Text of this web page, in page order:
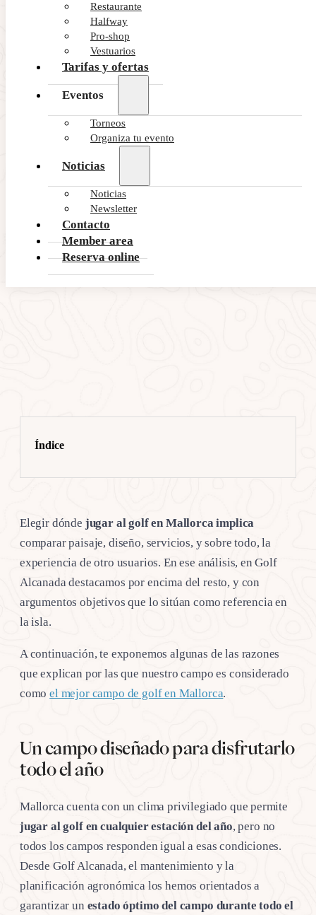
Restaurante
Halfway
Pro-shop
Vestuarios
Tarifas y ofertas
Eventos
Torneos
Organiza tu evento
Noticias
Noticias
Newsletter
Contacto
Member area
Reserva online
Índice
Elegir dónde jugar al golf en Mallorca implica
comparar paisaje, diseño, servicios, y sobre todo, la
experiencia de otro usuarios. En ese análisis, en Golf
Alcanada destacamos por encima del resto, y con
argumentos objetivos que lo sitúan como referencia en
la isla.
A continuación, te exponemos algunas de las razones
que explican por las que nuestro campo es considerado
comoel mejor campo de golf en Mallorca.
Un campo diseñado para disfrutarlo
todo el año
Mallorca cuenta con un clima privilegiado que permite
jugar al golf en cualquier estación del año, pero no
todos los campos responden igual a esas condiciones.
Desde Golf Alcanada, el mantenimiento y la
planificación agronómica los hemos orientados a
garantizar un estado óptimo del campo durante todo el